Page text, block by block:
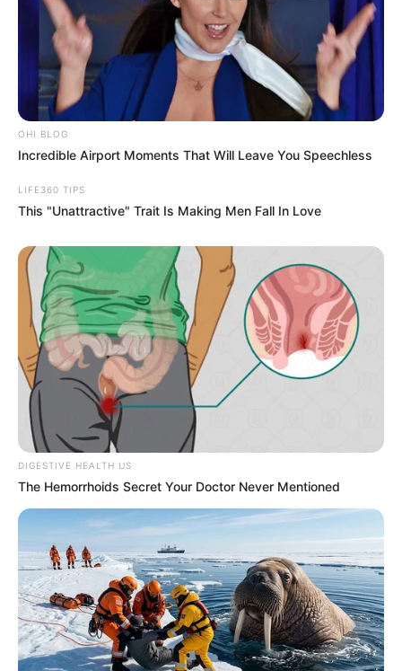
OHI BLOG
Incredible Airport Moments That Will Leave You Speechless
LIFE360 TIPS
This "Unattractive" Trait Is Making Men Fall In Love
DIGESTIVE HEALTH US
The Hemorrhoids Secret Your Doctor Never Mentioned